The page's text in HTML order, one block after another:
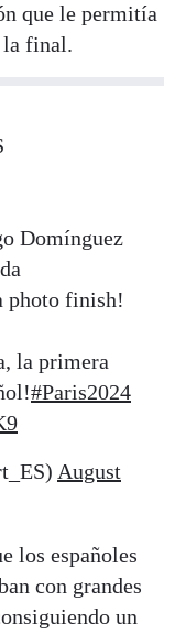
que le permitía
la final.
Domínguez
photo finish!
la primera
#Paris2024
August
los españoles
con grandes
un